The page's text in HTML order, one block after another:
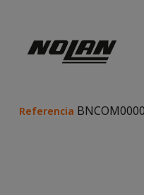
Referencia